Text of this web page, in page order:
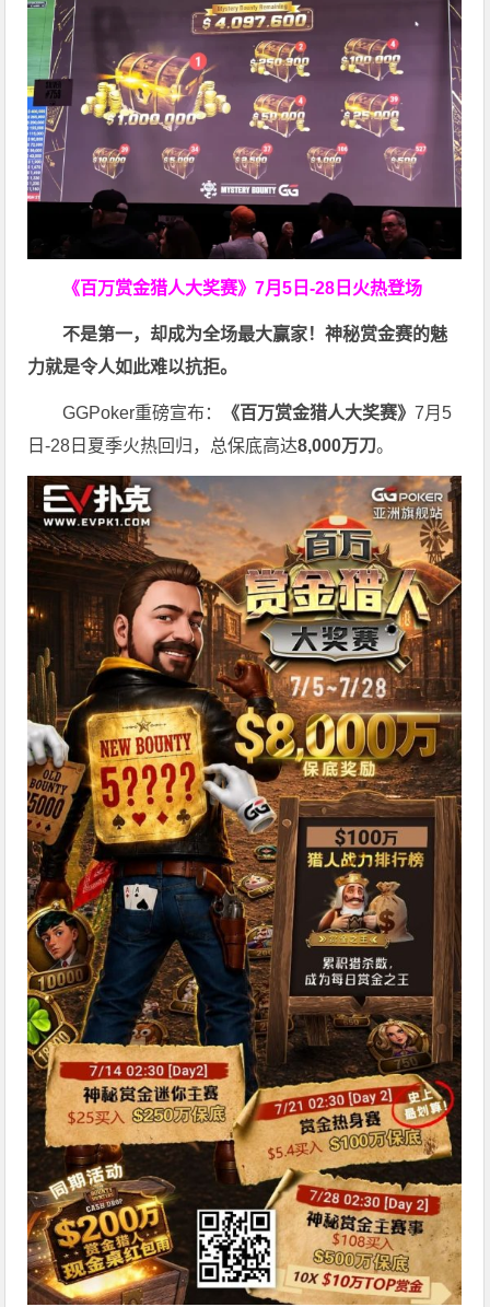
《百万赏金猎人大奖赛》7月5日-28日火热登场
不是第一，却成为全场最大赢家！神秘赏金赛的魅
力就是令人如此难以抗拒。
GGPoker重磅宣布： 《百万赏金猎人大奖赛》7月5
日-28日夏季火热回归，总保底高达8,000万刀。